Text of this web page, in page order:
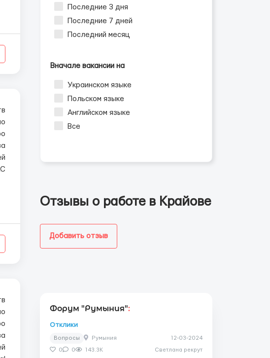
Последние 3 дня
Последние 7 дней
Последний месяц
Вначале вакансии на
Украинском языке
Польском языке
Английском языке
Все
Отзывы о работе в Крайове
Добавить отзыв
Форум "Румыния":
Отклики
Вопросы Румыния 12-03-2024
0 0 143.3K Светлана рекрут